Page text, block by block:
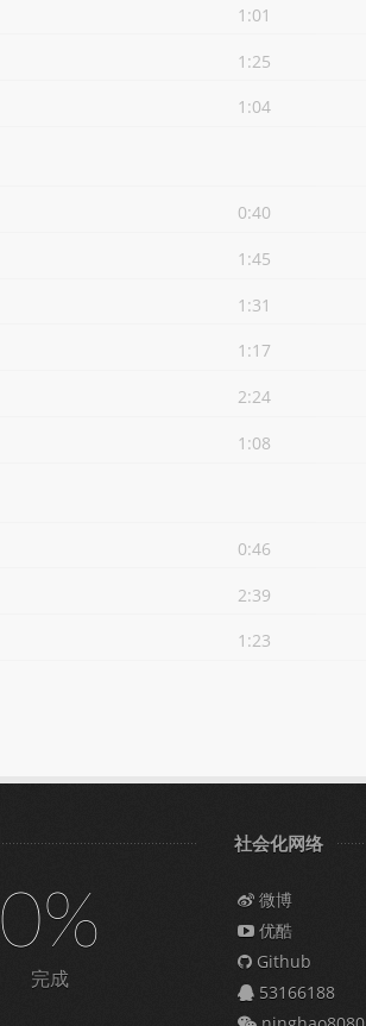
1:01
1:25
1:04
0:40
1:45
1:31
1:17
2:24
1:08
0:46
2:39
1:23
0%
完成
社会化网络
微博
优酷
Github
53166188